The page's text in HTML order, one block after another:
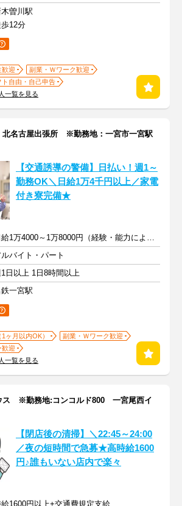
木曽川駅
12分
歓迎
副業・Ｗワーク歓迎
ト自由・自己申告
一覧を見る
名古屋出張所 ※勤務地：一宮市一宮駅
【交通誘導の警備】日払い！週1～
勤務OK＼日給1万4千円以上／家電
付き寮完備★
日給1万4000～1万8000円（経験・能力による）
ルバイト・パート
日以上 1日8時間以上
一宮駅
ヶ月以内OK）
副業・Ｗワーク歓迎
歓迎
一覧を見る
ス ※勤務地:コンコルド800 一宮尾西イ
【閉店後の清掃】＼22:45～24:00
／夜の短時間で急募★高時給1600
円♪誰もいない店内で楽々
1600円以上+交通費規定支給